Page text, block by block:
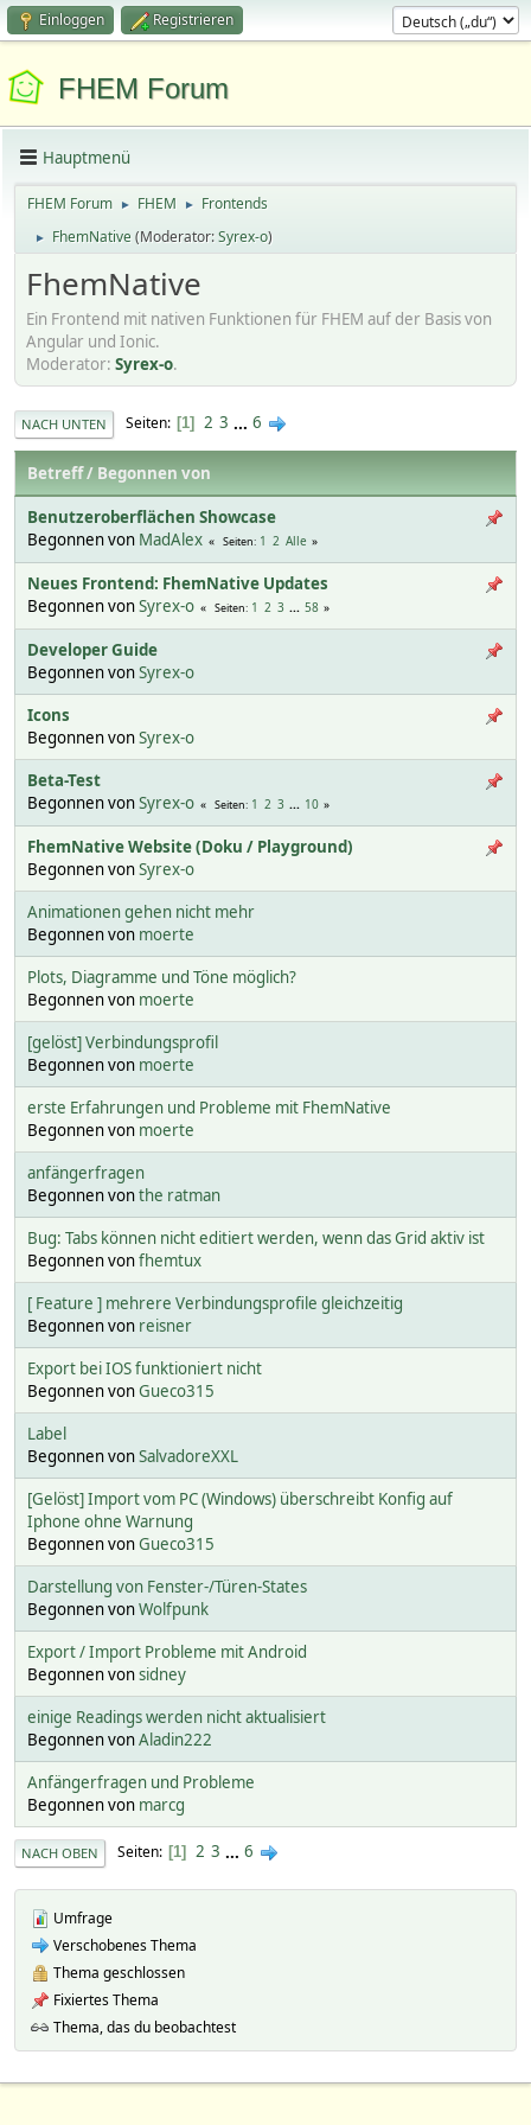
Einloggen Registrieren
FHEM Forum
Hauptmenü
FHEM Forum ► FHEM ► Frontends
► FhemNative(Moderator:Syrex-o)
FhemNative
Ein Frontend mit nativen Funktionen für FHEM auf der Basis von
Angular und Ionic.
Moderator: Syrex-o.
NACH UNTEN Seiten 1 2 3 ... 6
Betreff/ Begonnen von
Benutzeroberflächen Showcase
Begonnen von MadAlex Seiten 1 2 Alle
Neues Frontend: FhemNative Updates
Begonnen vonSyrex-o Seiten 1 2 3 ... 58
Developer Guide
Begonnen vonSyrex-o
Icons
Begonnen vonSyrex-o
Beta-Test
Begonnen vonSyrex-o Seiten 1 2 3 ... 10
FhemNative Website (Doku / Playground)
Begonnen vonSyrex-o
Animationen gehen nicht mehr
Begonnen von moerte
Plots, Diagramme und Töne möglich?
Begonnen von moerte
[gelöst] Verbindungsprofil
Begonnen von moerte
erste Erfahrungen und Probleme mit FhemNative
Begonnen von moerte
anfängerfragen
Begonnen vonthe ratman
Bug: Tabs können nicht editiert werden, wenn das Grid aktiv ist
Begonnen vonfhemtux
[ Feature ] mehrere Verbindungsprofile gleichzeitig
Begonnen von reisner
Export bei IOS funktioniert nicht
Begonnen vonGueco315
Label
Begonnen vonSalvadoreXXL
[Gelöst] Import vom PC (Windows) überschreibt Konfig auf
Iphone ohne Warnung
Begonnen vonGueco315
Darstellung von Fenster-/Türen-States
Begonnen vonWolfpunk
Export / Import Probleme mit Android
Begonnen vonsidney
einige Readings werden nicht aktualisiert
Begonnen vonAladin222
Anfängerfragen und Probleme
Begonnen von marcg
NACH OBEN Seiten 1 2 3 ... 6
Umfrage
Verschobenes Thema
Thema geschlossen
Fixiertes Thema
Thema, das du beobachtest